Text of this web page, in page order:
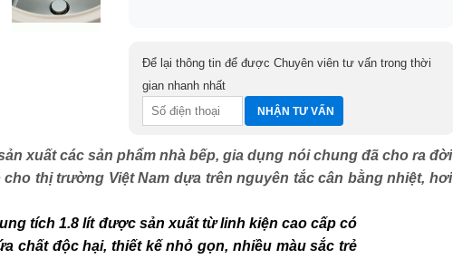
Để lại thông tin để được Chuyên viên tư vấn trong thời
gian nhanh nhất
xuất các sản phẩm nhà bếp, gia dụng nói chung đã cho ra đời
thị trường Việt Nam dựa trên nguyên tắc cân bằng nhiệt, hơi
tích 1.8 lít được sản xuất từ linh kiện cao cấp có
chất độc hại, thiết kế nhỏ gọn, nhiều màu sắc trẻ